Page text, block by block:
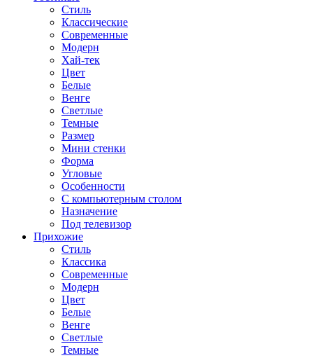
Стиль
Классические
Современные
Модерн
Хай-тек
Цвет
Белые
Венге
Светлые
Темные
Размер
Мини стенки
Форма
Угловые
Особенности
С компьютерным столом
Назначение
Под телевизор
Прихожие
Стиль
Классика
Современные
Модерн
Цвет
Белые
Венге
Светлые
Темные